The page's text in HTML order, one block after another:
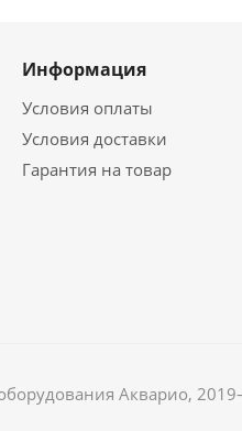
Информация
Условия оплаты
Условия доставки
Гарантия на товар
Акварио,